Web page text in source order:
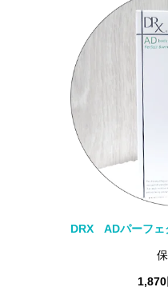
DRX ADパーフェ
1,870